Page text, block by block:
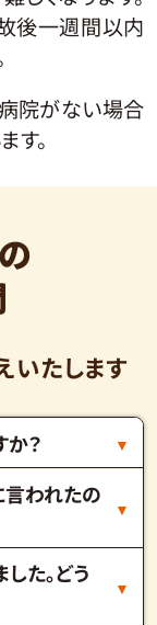
後一週間以内
院がない場合
す。
いたします
？
われたの
た。どう